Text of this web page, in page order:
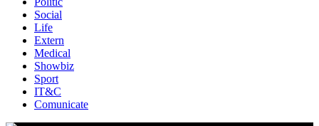
Social
Life
Extern
Medical
Showbiz
Sport
IT&C
Comunicate